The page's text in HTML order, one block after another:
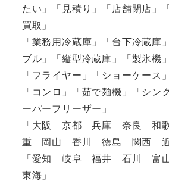
たい」「見積り」「店舗閉店」
買取」
「業務用冷蔵庫」「台下冷蔵庫
ブル」「縦型冷蔵庫」「製氷機
「フライヤー」「ショーケース
「コンロ」「茹で麺機」「シン
ーパーフリーザー」
「大阪 京都 兵庫 奈良 和
重 岡山 香川 徳島 関西 近
「愛知 岐阜 福井 石川
東海」